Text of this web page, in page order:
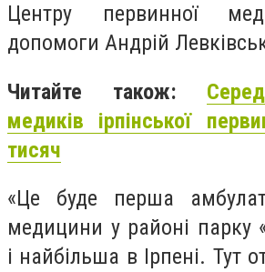
Центру первинної
допомоги Андрій
Читайте також:
медиків ірпінської
тисяч
«Це буде перша
медицини у районі парку
і найбільша в Ірпені. Тут